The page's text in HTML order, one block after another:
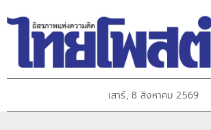
เสาร์, 8 สิงหาคม 2569